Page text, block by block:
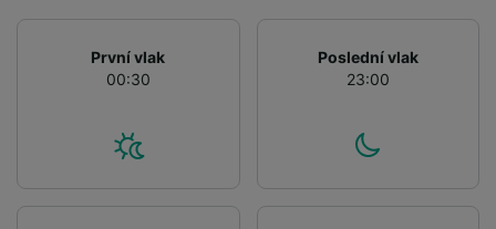
První vlak
00:30
Poslední vlak
23:00
device characteristics for identification. Store
and/or access information on a device.
Personalised advertising and content,
advertising and content measurement,
List of Partners